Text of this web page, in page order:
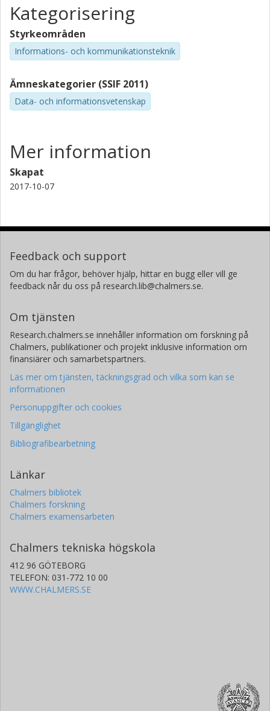
Kategorisering
Styrkeområden
Informations- och kommunikationsteknik
Ämneskategorier (SSIF 2011)
Data- och informationsvetenskap
Mer information
Skapat
2017-10-07
Feedback och support
Om du har frågor, behöver hjälp, hittar en bugg eller vill ge
feedback når du oss på research.lib@chalmers.se.
Om tjänsten
Research.chalmers.se innehåller information om forskning på
Chalmers, publikationer och projekt inklusive information om
finansiärer och samarbetspartners.
Läs mer om tjänsten, täckningsgrad och vilka som kan se
informationen
Personuppgifter och cookies
Tillgänglighet
Bibliografibearbetning
Länkar
Chalmers bibliotek
Chalmers forskning
Chalmers examensarbeten
Chalmers tekniska högskola
412 96 GÖTEBORG
TELEFON: 031-772 10 00
WWW.CHALMERS.SE